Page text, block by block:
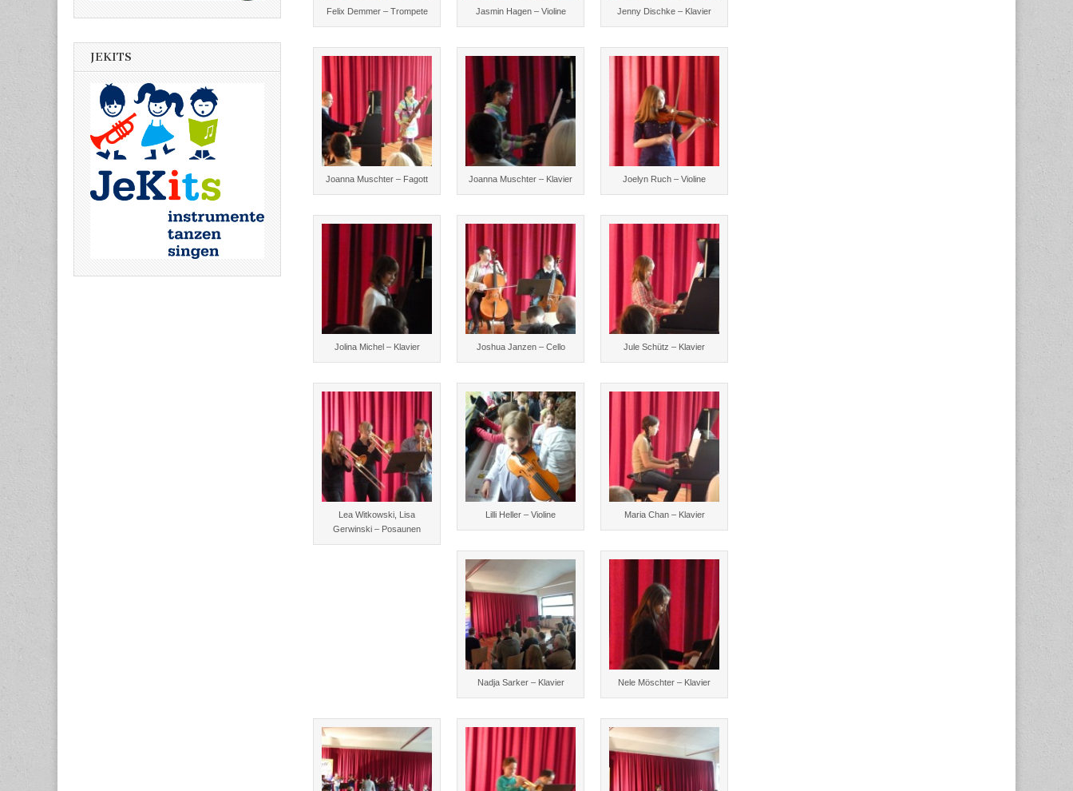
Felix Demmer – Trompete Jasmin Hagen – Violine Jenny Dischke – Klavier
Joanna Muschter – Fagott Joanna Muschter – Klavier Joelyn Ruch – Violine
Jolina Michel – Klavier Joshua Janzen – Cello Jule Schütz – Klavier
Lea Witkowski, Lisa
Gerwinski – Posaunen
Lilli Heller – Violine Maria Chan – Klavier
Nadja Sarker – Klavier Nele Möschter – Klavier
JEKITS